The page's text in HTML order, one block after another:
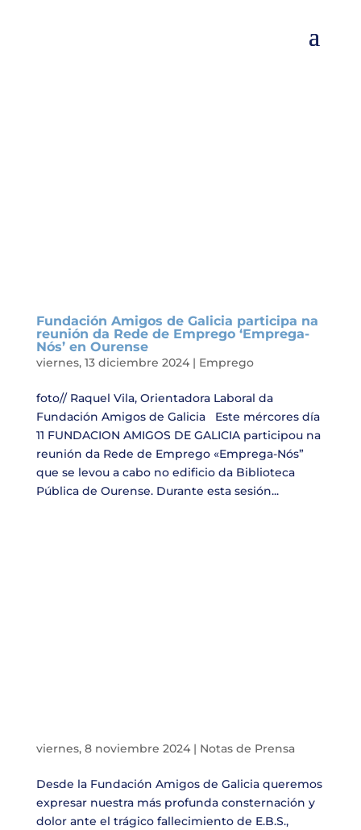
Fundación Amigos de Galicia participa na
reunión da Rede de Emprego ‘Emprega-
Nós’ en Ourense
viernes, 13 diciembre 2024| Emprego
foto// Raquel Vila, Orientadora Laboral da
Fundación Amigos de Galicia Este mércores día
11 FUNDACION AMIGOS DE GALICIA participou na
reunión da Rede de Emprego «Emprega-Nós”
que se levou a cabo no edificio da Biblioteca
Pública de Ourense. Durante esta sesión...
viernes, 8 noviembre 2024| Notas de Prensa
Desde la Fundación Amigos de Galicia queremos
expresar nuestra más profunda consternación y
dolor ante el trágico fallecimiento de E.B.S.,